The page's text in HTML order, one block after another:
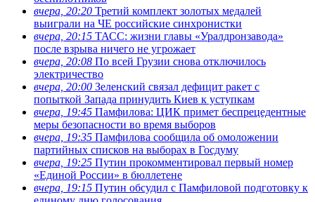
вчера, 20:20 Третий комплект золотых медалей
выиграли на ЧЕ российские синхронистки
вчера, 20:15 ТАСС: жизни главы «Уралдронзавода»
после взрыва ничего не угрожает
вчера, 20:08 По всей Грузии снова отключилось
электричество
вчера, 20:00 Зеленский связал дефицит ракет с
попыткой Запада принудить Киев к уступкам
вчера, 19:45 Памфилова: ЦИК примет беспрецедентные
меры безопасности во время выборов
вчера, 19:35 Памфилова сообщила об омоложении
партийных списков на выборах в Госдуму
вчера, 19:25 Путин прокомментировал первый номер
«Единой России» в бюллетене
вчера, 19:15 Путин обсудил с Памфиловой подготовку к